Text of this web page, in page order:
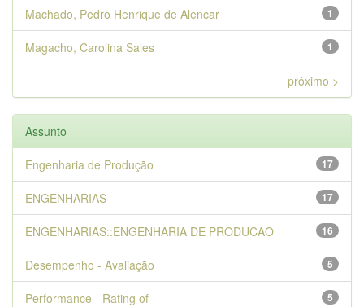
1
Machado, Pedro Henrique de Alencar
1
Magacho, Carolina Sales
próximo >
Assunto
17
Engenharia de Produção
17
ENGENHARIAS
16
ENGENHARIAS::ENGENHARIA DE PRODUCAO
5
Desempenho - Avaliação
5
Performance - Rating of